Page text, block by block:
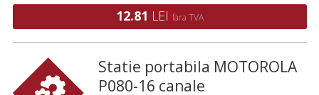
12.81 LEI fara TVA
Statie portabila MOTOROLA
P080-16 canale